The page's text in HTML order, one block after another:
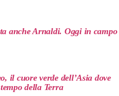
anche Arnaldi. Oggi in campo
il cuore verde dell’Asia dove
della Terra